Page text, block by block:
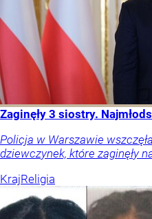
Zaginęły 3 siostry.
Policja w Warszawie
dziewczynek, które zaginęły
KrajReligia